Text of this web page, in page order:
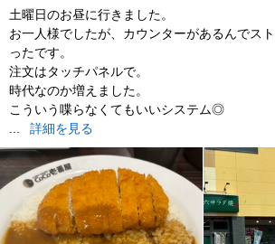
土曜日のお昼に行きました。
お一人様でしたが、カウンターがあるんでス
ったです。
注文はタッチパネルで。
時代なのか増えました。
こういう喋らなくてもいいシステム◎
詳細を見る